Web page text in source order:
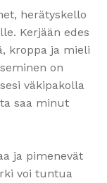
herätyskello
Kerjään edes
kroppa ja mieli
on
väkipakolla
saa minut
ja pimenevät
voi tuntua